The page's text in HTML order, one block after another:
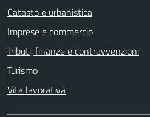
Catasto e urbanistica
Imprese e commercio
Tributi, finanze e contravvenzioni
Turismo
Vita lavorativa